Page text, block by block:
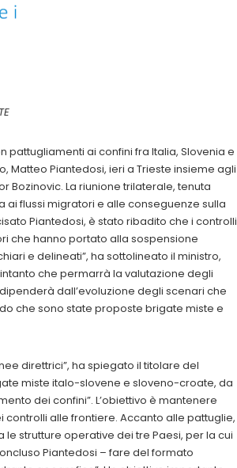
pattugliamenti ai confini fra Italia, Slovenia e
Matteo Piantedosi, ieri a Trieste insieme agli
Bozinovic. La riunione trilaterale, tenuta
ai flussi migratori e alle conseguenze sulla
Piantedosi, è stato ribadito che i controlli
che hanno portato alla sospensione
e delineati”, ha sottolineato il ministro,
che permarrà la valutazione degli
dall’evoluzione degli scenari che
che sono state proposte brigate miste e
direttrici”, ha spiegato il titolare del
miste italo-slovene e sloveno-croate, da
dei confini”. L’obiettivo è mantenere
alle frontiere. Accanto alle pattuglie,
strutture operative dei tre Paesi, per la cui
Piantedosi – fare del formato